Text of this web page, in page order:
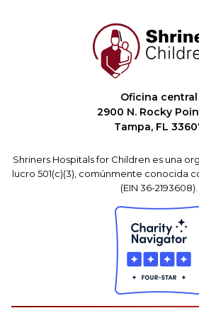
Oficina central
2900 N. Rocky
Tampa, FL
Shriners Hospitals for Children es una
lucro 501(c)(3), comúnmente conocida
(EIN 36-2193608).